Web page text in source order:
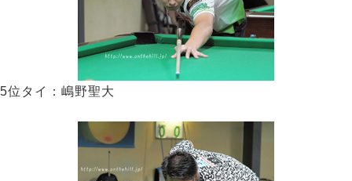
5位タイ：嶋野聖大